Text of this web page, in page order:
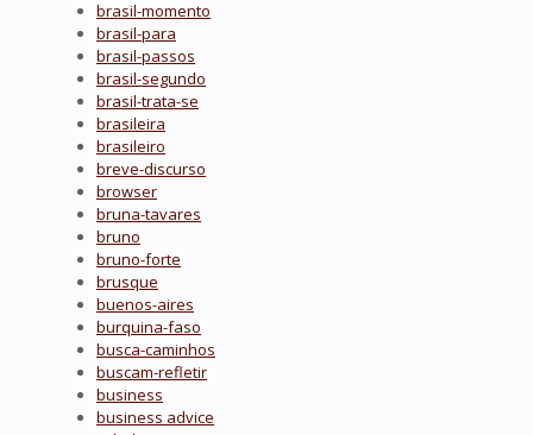
brasil-momento
brasil-para
brasil-passos
brasil-segundo
brasil-trata-se
brasileira
brasileiro
breve-discurso
browser
bruna-tavares
bruno
bruno-forte
brusque
buenos-aires
burquina-faso
busca-caminhos
buscam-refletir
business
business advice